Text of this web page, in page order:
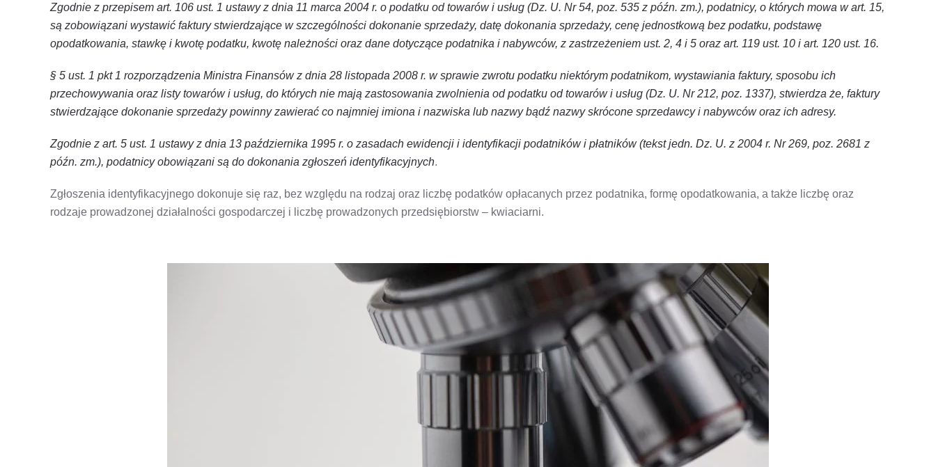
Zgodnie z przepisem art. 106 ust. 1 ustawy z dnia 11 marca 2004 r. o podatku od towarów i usług (Dz. U. Nr 54, poz. 535 z późn. zm.), podatnicy, o których mowa w art. 15,
są zobowiązani wystawić faktury stwierdzające w szczególności dokonanie sprzedaży, datę dokonania sprzedaży, cenę jednostkową bez podatku, podstawę
opodatkowania, stawkę i kwotę podatku, kwotę należności oraz dane dotyczące podatnika i nabywców, z zastrzeżeniem ust. 2, 4 i 5 oraz art. 119 ust. 10 i art. 120 ust. 16.
§ 5 ust. 1 pkt 1 rozporządzenia Ministra Finansów z dnia 28 listopada 2008 r. w sprawie zwrotu podatku niektórym podatnikom, wystawiania faktury, sposobu ich
przechowywania oraz listy towarów i usług, do których nie mają zastosowania zwolnienia od podatku od towarów i usług (Dz. U. Nr 212, poz. 1337), stwierdza że, faktury
stwierdzające dokonanie sprzedaży powinny zawierać co najmniej imiona i nazwiska lub nazwy bądź nazwy skrócone sprzedawcy i nabywców oraz ich adresy.
Zgodnie z art. 5 ust. 1 ustawy z dnia 13 października 1995 r. o zasadach ewidencji i identyfikacji podatników i płatników (tekst jedn. Dz. U. z 2004 r. Nr 269, poz. 2681 z
późn. zm.), podatnicy obowiązani są do dokonania zgłoszeń identyfikacyjnych.
Zgłoszenia identyfikacyjnego dokonuje się raz, bez względu na rodzaj oraz liczbę podatków opłacanych przez podatnika, formę opodatkowania, a także liczbę oraz
rodzaje prowadzonej działalności gospodarczej i liczbę prowadzonych przedsiębiorstw – kwiaciarni.